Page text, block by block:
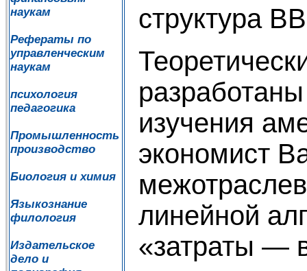
наукам
Рефераты по
управленческим
наукам
психология
педагогика
Промышленность
производство
Биология и химия
Языкознание
филология
Издательское
дело и
структура
изучения
экономист
линейной
«затраты —